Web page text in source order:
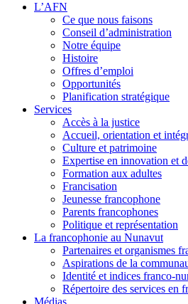
L’AFN
Ce que nous faisons
Conseil d’administration
Notre équipe
Histoire
Offres d’emploi
Opportunités
Planification stratégique
Services
Accès à la justice
Accueil, orientation et
Culture et patrimoine
Expertise en innovation et
Formation aux adultes
Francisation
Jeunesse francophone
Parents francophones
Politique et représentation
La francophonie au Nunavut
Partenaires et organismes
Aspirations de la
Identité et indices franco-
Répertoire des services en
Médias